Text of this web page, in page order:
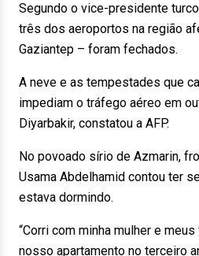
Segundo o vice-presidente
três dos aeroportos na região
Gaziantep – foram fechados.
A neve e as tempestades que
impediam o tráfego aéreo em
Diyarbakir, constatou a AFP.
No povoado sírio de Azmarin,
Usama Abdelhamid contou ter
estava dormindo.
“Corri com minha mulher e
nosso apartamento no terceiro